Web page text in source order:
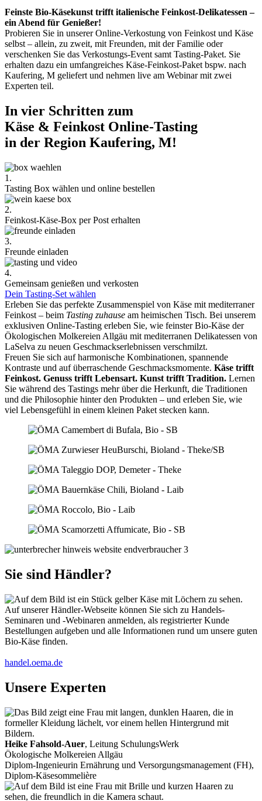
Feinste Bio-Käsekunst trifft italienische Feinkost-Delikatessen –
ein Abend für Genießer!
Probieren Sie in unserer Online-Verkostung von Feinkost und Käse
selbst – allein, zu zweit, mit Freunden, mit der Familie oder
verschenken Sie das Verkostungs-Event samt Tasting-Paket. Sie
erhalten dazu ein umfangreiches Käse-Feinkost-Paket bspw. nach
Kaufering, M geliefert und nehmen live am Webinar mit zwei
Experten teil.
In vier Schritten zum
Käse & Feinkost Online-Tasting
in der Region Kaufering, M!
1.
Tasting Box wählen und online bestellen
2.
Feinkost-Käse-Box per Post erhalten
3.
Freunde einladen
4.
Gemeinsam genießen und verkosten
Dein Tasting-Set wählen
Erleben Sie das perfekte Zusammenspiel von Käse mit mediterraner
Feinkost – beim Tasting zuhause am heimischen Tisch. Bei unserem
exklusiven Online-Tasting erleben Sie, wie feinster Bio-Käse der
Ökologischen Molkereien Allgäu mit mediterranen Delikatessen von
LaSelva zu neuen Geschmackserlebnissen verschmilzt.
Freuen Sie sich auf harmonische Kombinationen, spannende
Kontraste und auf überraschende Geschmacksmomente. Käse trifft
Feinkost. Genuss trifft Lebensart. Kunst trifft Tradition. Lernen
Sie während des Tastings mehr über die Herkunft, die Traditionen
und die Philosophie hinter den Produkten – und erleben Sie, wie
viel Lebensgefühl in einem kleinen Paket stecken kann.
Sie sind Händler?
Auf unserer Händler-Webseite können Sie sich zu Handels-
Seminaren und -Webinaren anmelden, als registrierter Kunde
Bestellungen aufgeben und alle Informationen rund um unsere guten
Bio-Käse finden.
handel.oema.de
Unsere Experten
Heike Fahsold-Auer, Leitung SchulungsWerk
Ökologische Molkereien Allgäu
Diplom-Ingenieurin Ernährung und Versorgungsmanagement (FH),
Diplom-Käsesommelière